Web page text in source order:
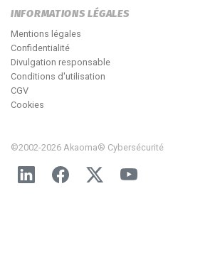
INFORMATIONS LÉGALES
Mentions légales
Confidentialité
Divulgation responsable
Conditions d'utilisation
CGV
Cookies
©2002-2026 Akaoma® Cybersécurité